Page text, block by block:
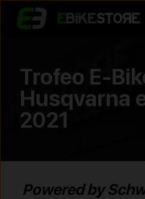
Trofeo E-
Husqvarna
2021
Powered by